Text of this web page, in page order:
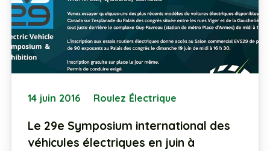
14 juin 2016 Roulez Électrique
Le 29e Symposium international des
véhicules électriques en juin à